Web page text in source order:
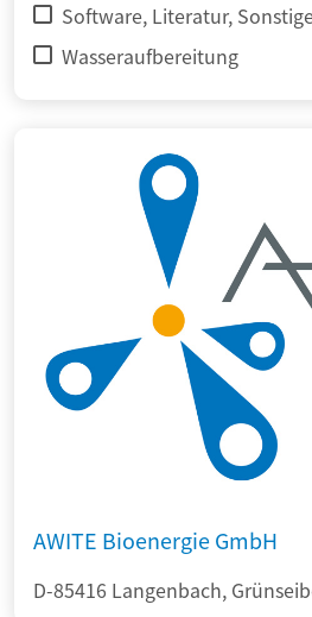
Software, Literatur,
Wasseraufbereitung
AWITE Bioenergie GmbH
D-85416 Langenbach,